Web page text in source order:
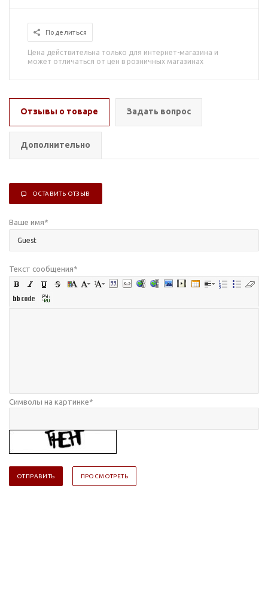
Поделиться
Цена действительна только для интернет-магазина и
может отличаться от цен в розничных магазинах
Отзывы о товаре Задать вопрос
Дополнительно
ОСТАВИТЬ ОТЗЫВ
Ваше имя*
Текст сообщения*
Символы на картинке*